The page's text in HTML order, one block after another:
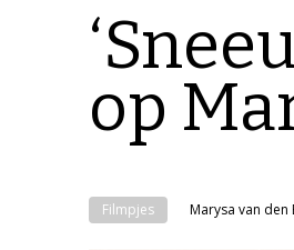
op
Filmpjes Marysa van den